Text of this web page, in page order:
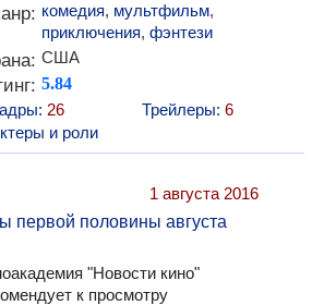
комедия, мультфильм,
приключения, фэнтези
США
5.84
26 Трейлеры: 6
и роли
1 августа 2016
первой половины августа
"Новости кино"
к просмотру